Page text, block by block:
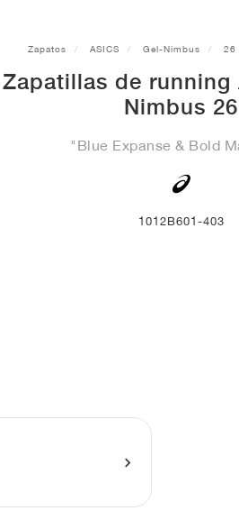
Zapatos ASICS Gel-Nimbus 26
Zapatillas de running
Nimbus 26
"Blue Expanse & Bold
1012B601-403